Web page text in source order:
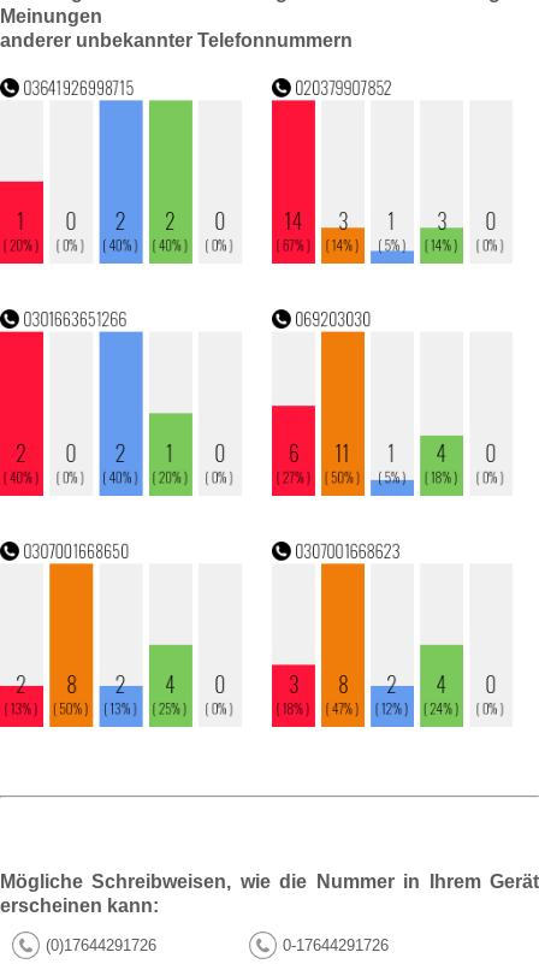
Meinungen
anderer unbekannter Telefonnummern
Mögliche Schreibweisen, wie die Nummer in Ihrem Gerät
erscheinen kann:
(0)17644291726 0-17644291726